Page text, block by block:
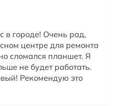
в городе! Очень рад,
центре для ремонта
сломался планшет. Я
не будет работать.
Рекомендую это